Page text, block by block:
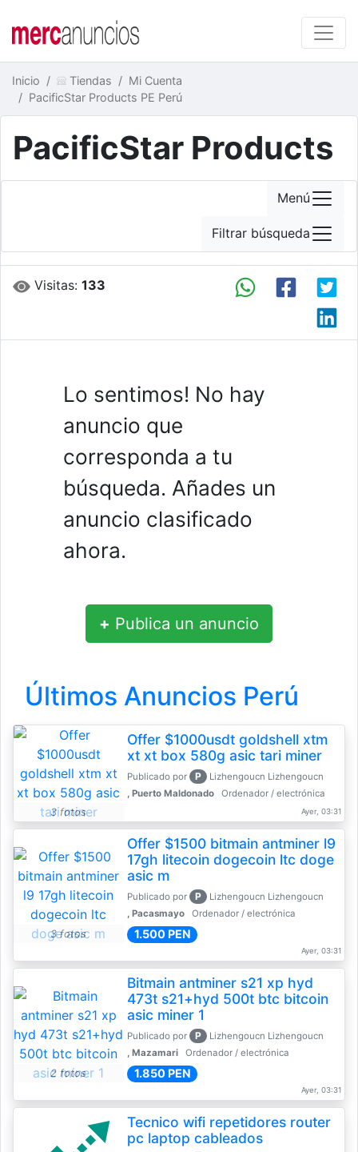
Inicio Tiendas
Mi Cuenta
PacificStar Products PE Perú
PacificStar Products
Visitas:133
Lo sentimos! No hay
anuncio que
corresponda a tu
búsqueda. Añades un
anuncio clasificado
ahora.
+ Publica un anuncio
Últimos Anuncios Perú
3 fotos
Offer $1000usdt goldshell xtm
xt xt box 580g asic tari miner
Publicado por P
Lizhengoucn Lizhengoucn
, Puerto Maldonado
Ordenador / electrónica
Ayer, 03:31
3 fotos
Offer $1500 bitmain antminer l9
17gh litecoin dogecoin ltc doge
asic m
Publicado por P
Lizhengoucn Lizhengoucn
, Pacasmayo
Ordenador / electrónica
1.500 PEN
Ayer, 03:31
2 fotos
Bitmain antminer s21 xp hyd
473t s21+hyd 500t btc bitcoin
asic miner 1
Publicado por P
Lizhengoucn Lizhengoucn
, Mazamari
Ordenador / electrónica
1.850 PEN
Ayer, 03:31
Tecnico wifi repetidores router
pc laptop cableados
Menú
Filtrar búsqueda